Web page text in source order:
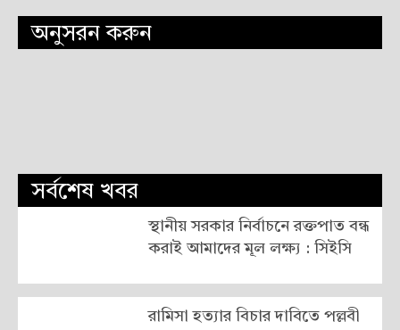
অনুসরন করুন
সর্বশেষ খবর
স্থানীয় সরকার নির্বাচনে রক্তপাত বন্ধ
করাই আমাদের মূল লক্ষ্য : সিইসি
রামিসা হত্যার বিচার দাবিতে পল্লবী